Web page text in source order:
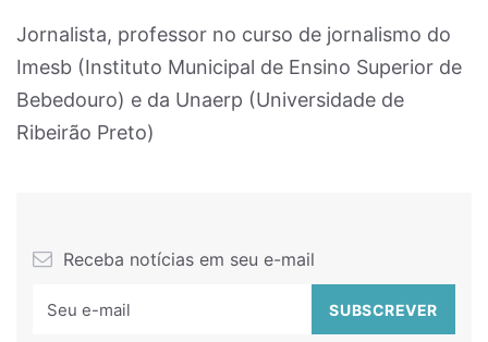
Jornalista, professor no curso de jornalismo do
Imesb (Instituto Municipal de Ensino Superior de
Bebedouro) e da Unaerp (Universidade de
Ribeirão Preto)
Receba notícias em seu e-mail